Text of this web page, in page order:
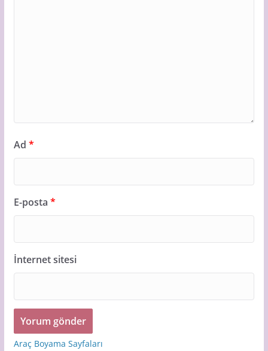
Ad *
E-posta *
İnternet sitesi
Araç Boyama Sayfaları